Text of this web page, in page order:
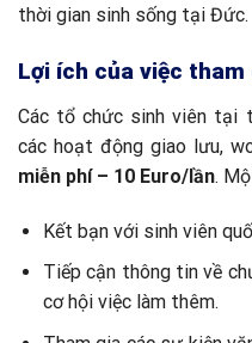
thời gian sinh sống tại Đức.
Lợi ích của việc
Các tổ chức sinh viên tại
các hoạt động giao lưu,
miễn phí – 10 Euro/lần.
Kết bạn với sinh viên
Tiếp cận thông tin về
cơ hội việc làm thêm.